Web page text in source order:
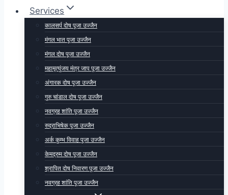
Services
कालसर्प दोष पूजा उज्जैन
मंगल भात पूजा उज्जैन
मंगल दोष पूजा उज्जैन
महामृत्युंजय मंत्र जाप पूजा उज्जैन
अंगारक दोष पूजा उज्जैन
गुरु चांडाल दोष पूजा उज्जैन
नवग्रह शांति पूजा उज्जैन
रुद्राभिषेक पूजा उज्जैन
अर्क कुम्भ विवाह पूजा उज्जैन
केमद्रुम दोष पूजा उज्जैन
श्रापित दोष निवारण पूजा उज्जैन
नवग्रह शांति पूजा उज्जैन